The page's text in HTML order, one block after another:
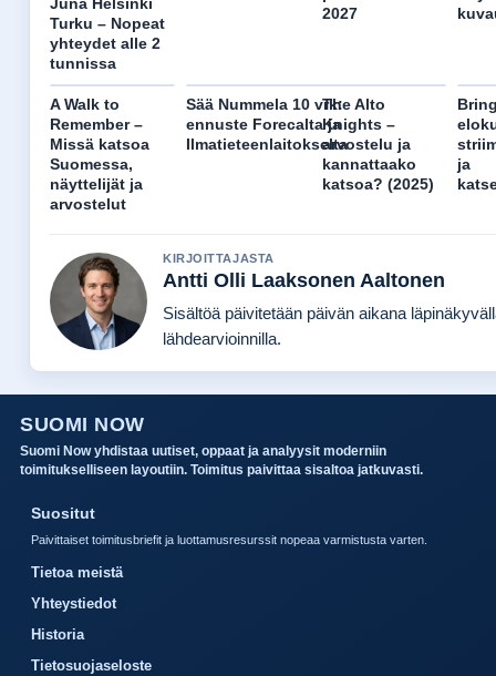
Juna Helsinki
Turku – Nopeat
yhteydet alle 2
tunnissa
2027
A Walk to
Remember –
Missä katsoa
Suomessa,
näyttelijät ja
arvostelut
Sää Nummela 10 vrk:
ennuste Forecalta ja
Ilmatieteenlaitokselta
The Alto
Knights –
arvostelu ja
kannattaako
katsoa? (2025)
ja
KIRJOITTAJASTA
Antti Olli Laaksonen Aaltonen
Sisältöä päivitetään päivän aikana
lähdearvioinnilla.
SUOMI NOW
Suomi Now yhdistaa uutiset, oppaat ja analyysit moderniin
toimitukselliseen layoutiin. Toimitus paivittaa sisaltoa jatkuvasti.
Suositut
Paivittaiset toimitusbriefit ja luottamusresurssit nopeaa varmistusta varten.
Tietoa meistä
Yhteystiedot
Historia
Tietosuojaseloste